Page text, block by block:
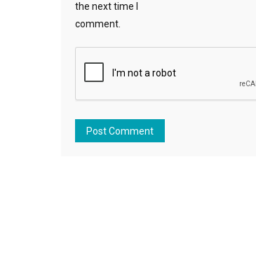
the next time I
comment.